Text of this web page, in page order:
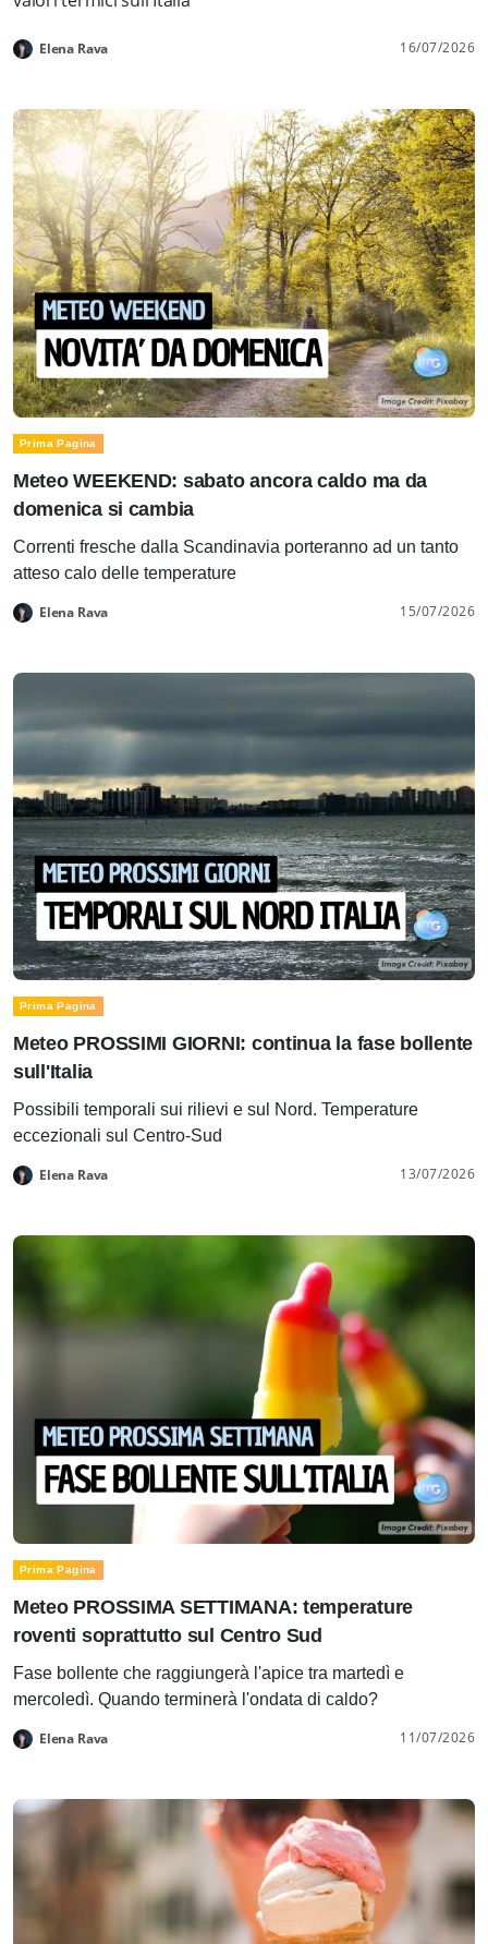
Elena Rava 16/07/2026
Prima Pagina
Meteo WEEKEND: sabato ancora caldo ma da
domenica si cambia
Correnti fresche dalla Scandinavia porteranno ad un tanto
atteso calo delle temperature
Elena Rava 15/07/2026
Prima Pagina
Meteo PROSSIMI GIORNI: continua la fase bollente
sull'Italia
Possibili temporali sui rilievi e sul Nord. Temperature
eccezionali sul Centro-Sud
Elena Rava 13/07/2026
Prima Pagina
Meteo PROSSIMA SETTIMANA: temperature
roventi soprattutto sul Centro Sud
Fase bollente che raggiungerà l'apice tra martedì e
mercoledì. Quando terminerà l'ondata di caldo?
Elena Rava 11/07/2026